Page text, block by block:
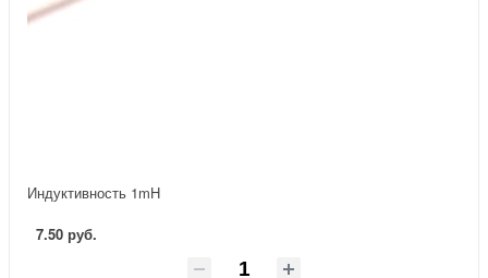
Индуктивность 1mH
7.50 руб.